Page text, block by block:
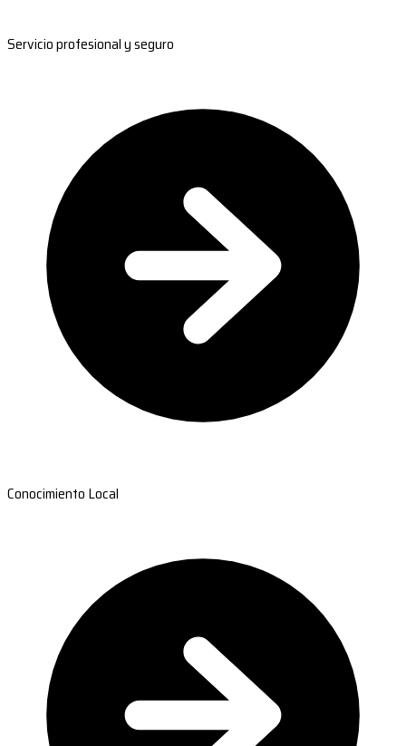
Servicio profesional y seguro
Conocimiento Local